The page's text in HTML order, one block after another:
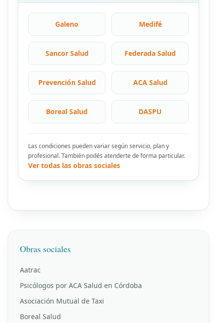
Galeno Medifé
Sancor Salud Federada Salud
Prevención Salud ACA Salud
Boreal Salud DASPU
Las condiciones pueden variar según servicio, plan y
profesional. También podés atenderte de forma particular.
Ver todas las obras sociales
Obras sociales
Aatrac
Psicólogos por ACA Salud en Córdoba
Asociación Mutual de Taxi
Boreal Salud